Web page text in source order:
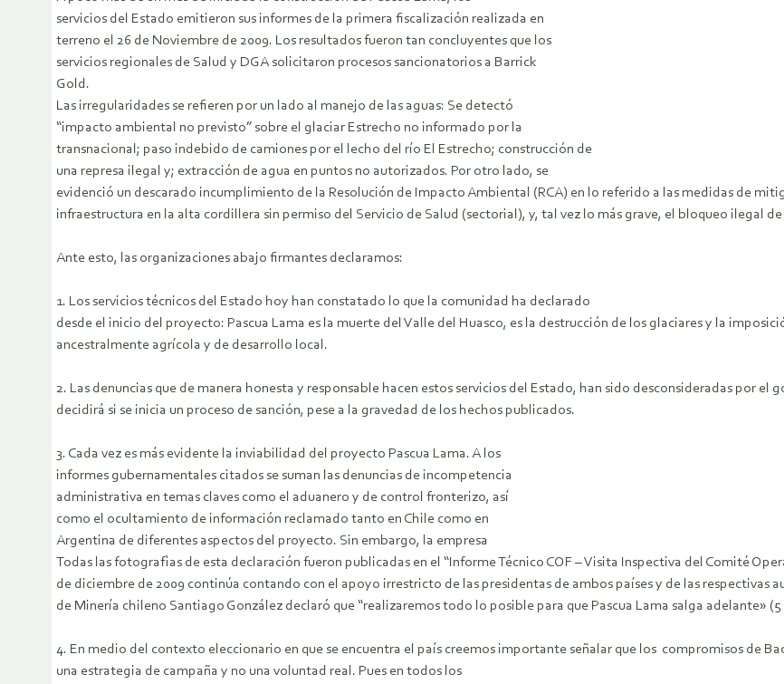
servicios del Estado emitieron sus informes de la primera fiscalización realizada en
terreno el 26 de Noviembre de 2009. Los resultados fueron tan concluyentes que los
servicios regionales de Salud y DGA solicitaron procesos sancionatorios a Barrick
Gold.
Las irregularidades se refieren por un lado al manejo de las aguas: Se detectó
“impacto ambiental no previsto” sobre el glaciar Estrecho no informado por la
transnacional; paso indebido de camiones por el lecho del río El Estrecho; construcción de
una represa ilegal y; extracción de agua en puntos no autorizados. Por otro lado, se
evidenció un descarado incumplimiento de la Resolución de Impacto Ambiental (RCA) en lo referido a las medidas de
infraestructura en la alta cordillera sin permiso del Servicio de Salud (sectorial), y, tal vez lo más grave, el bloqueo ilegal
Ante esto, las organizaciones abajo firmantes declaramos:
1. Los servicios técnicos del Estado hoy han constatado lo que la comunidad ha declarado
desde el inicio del proyecto: Pascua Lama es la muerte del Valle del Huasco, es la destrucción de los glaciares y la
ancestralmente agrícola y de desarrollo local.
2. Las denuncias que de manera honesta y responsable hacen estos servicios del Estado, han sido desconsideradas por el
decidirá si se inicia un proceso de sanción, pese a la gravedad de los hechos publicados.
3. Cada vez es más evidente la inviabilidad del proyecto Pascua Lama. A los
informes gubernamentales citados se suman las denuncias de incompetencia
administrativa en temas claves como el aduanero y de control fronterizo, así
como el ocultamiento de información reclamado tanto en Chile como en
Argentina de diferentes aspectos del proyecto. Sin embargo, la empresa
Todas las fotografìas de esta declaración fueron publicadas en el “Informe Técnico COF – Visita Inspectiva del Comité
de diciembre de 2009 continúa contando con el apoyo irrestricto de las presidentas de ambos países y de las respectivas
de Minería chileno Santiago González declaró que “realizaremos todo lo posible para que Pascua Lama salga adelante» (5
4. En medio del contexto eleccionario en que se encuentra el país creemos importante señalar que los compromisos de
una estrategia de campaña y no una voluntad real. Pues en todos los